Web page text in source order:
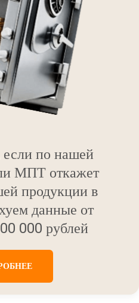
по нашей
МПТ откажет
продукции в
данные от
000 рублей